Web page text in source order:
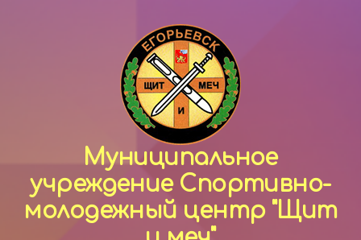
Муниципальное
учреждение Спортивно-
молодежный центр "Щит